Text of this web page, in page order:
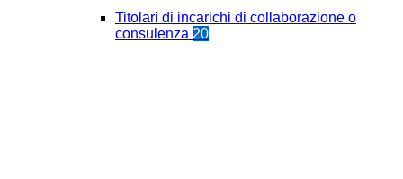
Titolari di incarichi di collaborazione o
consulenza 20